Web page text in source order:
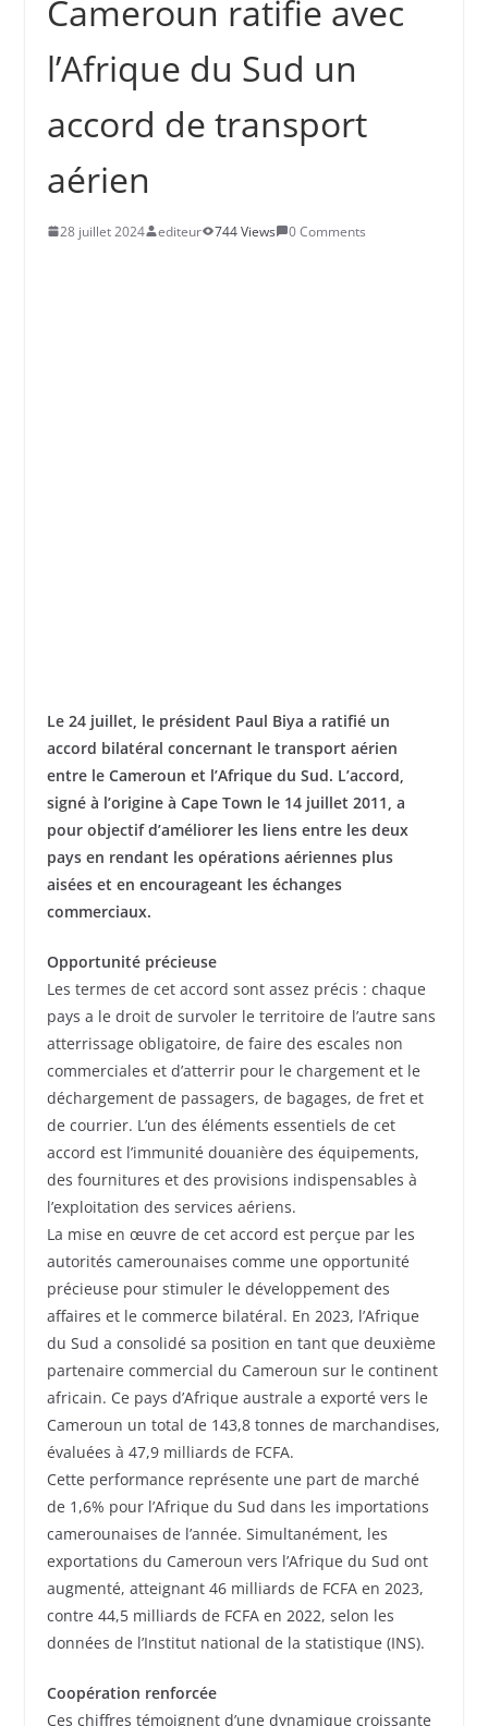
Cameroun ratifie avec
l’Afrique du Sud un
accord de transport
aérien
28 juillet 2024 editeur 744 Views 0 Comments
Le 24 juillet, le président Paul Biya a ratifié un
accord bilatéral concernant le transport aérien
entre le Cameroun et l’Afrique du Sud. L’accord,
signé à l’origine à Cape Town le 14 juillet 2011, a
pour objectif d’améliorer les liens entre les deux
pays en rendant les opérations aériennes plus
aisées et en encourageant les échanges
commerciaux.
Opportunité précieuse
Les termes de cet accord sont assez précis : chaque
pays a le droit de survoler le territoire de l’autre sans
atterrissage obligatoire, de faire des escales non
commerciales et d’atterrir pour le chargement et le
déchargement de passagers, de bagages, de fret et
de courrier. L’un des éléments essentiels de cet
accord est l’immunité douanière des équipements,
des fournitures et des provisions indispensables à
l’exploitation des services aériens.
La mise en œuvre de cet accord est perçue par les
autorités camerounaises comme une opportunité
précieuse pour stimuler le développement des
affaires et le commerce bilatéral. En 2023, l’Afrique
du Sud a consolidé sa position en tant que deuxième
partenaire commercial du Cameroun sur le continent
africain. Ce pays d’Afrique australe a exporté vers le
Cameroun un total de 143,8 tonnes de marchandises,
évaluées à 47,9 milliards de FCFA.
Cette performance représente une part de marché
de 1,6% pour l’Afrique du Sud dans les importations
camerounaises de l’année. Simultanément, les
exportations du Cameroun vers l’Afrique du Sud ont
augmenté, atteignant 46 milliards de FCFA en 2023,
contre 44,5 milliards de FCFA en 2022, selon les
données de l’Institut national de la statistique (INS).
Coopération renforcée
Ces chiffres témoignent d’une dynamique croissante